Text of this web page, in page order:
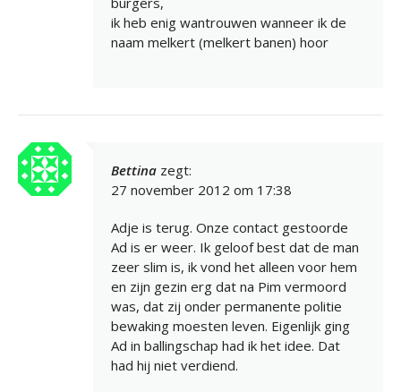
ik heb enig wantrouwen wanneer ik de
naam melkert (melkert banen) hoor
Bettina zegt:
27 november 2012 om 17:38
Adje is terug. Onze contact gestoorde
Ad is er weer. Ik geloof best dat de man
zeer slim is, ik vond het alleen voor hem
en zijn gezin erg dat na Pim vermoord
was, dat zij onder permanente politie
bewaking moesten leven. Eigenlijk ging
Ad in ballingschap had ik het idee. Dat
had hij niet verdiend.